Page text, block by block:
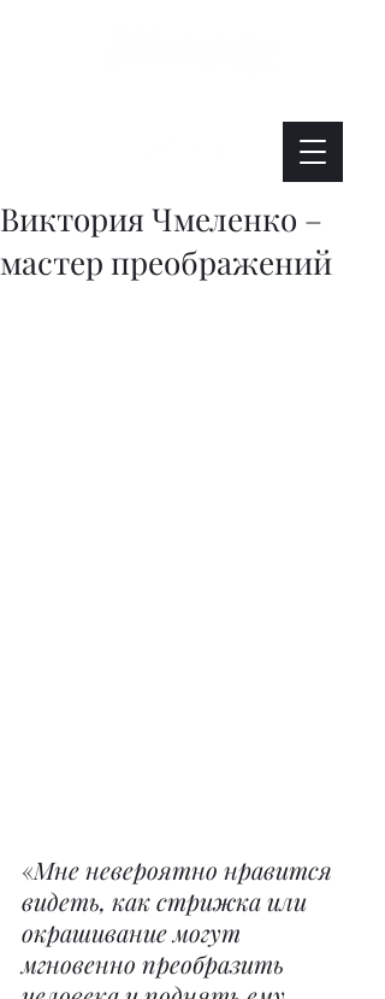
Виктория Чмеленко –
мастер преображений
«Мне невероятно нравится
видеть, как стрижка или
окрашивание могут
мгновенно преобразить